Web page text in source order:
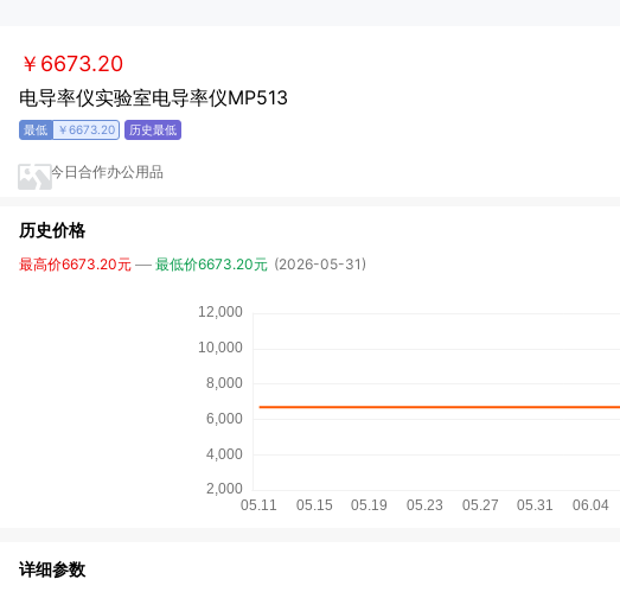
￥6673.20
电导率仪实验室电导率仪MP513
￥6673.20
今日合作办公用品
历史价格
最高价6673.20元 最低价6673.20元 (2026-05-31)
详细参数